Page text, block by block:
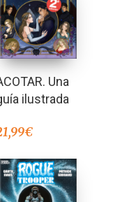
Una
ilustrada
€